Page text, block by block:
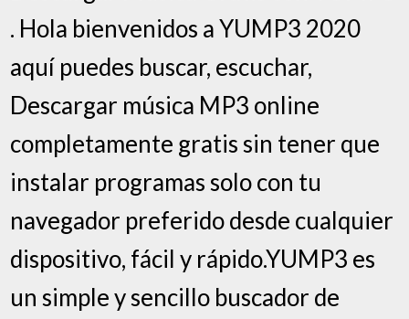
. Hola bienvenidos a YUMP3 2020
aquí puedes buscar, escuchar,
Descargar música MP3 online
completamente gratis sin tener que
instalar programas solo con tu
navegador preferido desde cualquier
dispositivo, fácil y rápido.YUMP3 es
un simple y sencillo buscador de